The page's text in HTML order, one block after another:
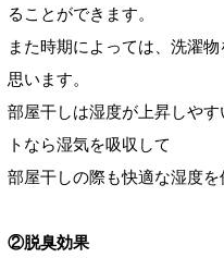
ることができます。
また時期によっては、洗濯
思います。
部屋干しは湿度が上昇しや
トなら湿気を吸収して
部屋干しの際も快適な湿度を
②脱臭効果